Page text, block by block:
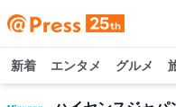
新着 エンタメ グルメ